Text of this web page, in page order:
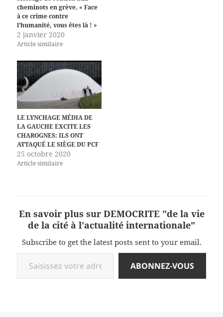
cheminots en grève. « Face
à ce crime contre
l’humanité, vous êtes là ! »
2 janvier 2020
Article similaire
LE LYNCHAGE MÉDIA DE
LA GAUCHE EXCITE LES
CHAROGNES: ILS ONT
ATTAQUÉ LE SIÈGE DU PCF
25 octobre 2020
Article similaire
En savoir plus sur DEMOCRITE "de la vie
de la cité à l'actualité internationale"
Subscribe to get the latest posts sent to your email.
Saisissez votre adresse e-mail…
ABONNEZ-VOUS